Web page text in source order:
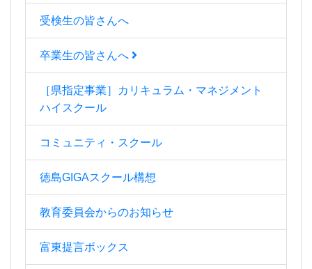
受検生の皆さんへ
卒業生の皆さんへ
［県指定事業］カリキュラム・マネジメント
ハイスクール
コミュニティ・スクール
徳島GIGAスクール構想
教育委員会からのお知らせ
富東提言ボックス